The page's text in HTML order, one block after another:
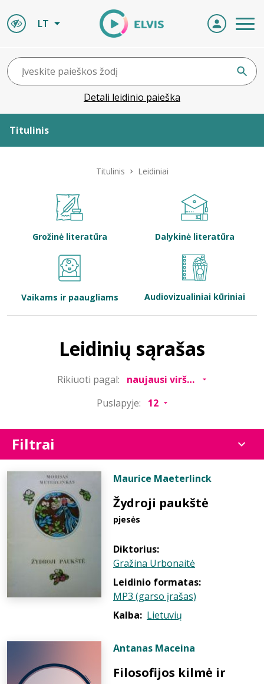
LT
Detali leidinio paieška
Titulinis
Bibliotekoms
Titulinis Leidiniai
Grožinė literatūra Dalykinė literatūra
Vaikams ir paaugliams Audiovizualiniai kūriniai
Leidinių sąrašas
Rikiuoti pagal:
Puslapyje:
Filtrai
Maurice Maeterlinck
Žydroji paukštė
pjesės
Diktorius:
Gražina Urbonaitė
Leidinio formatas:
MP3 (garso įrašas)
Kalba: Lietuvių
Antanas Maceina
Filosofijos kilmė ir